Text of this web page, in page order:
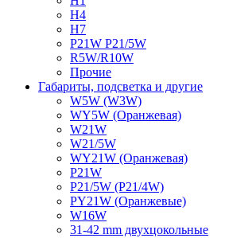
H4
H7
P21W P21/5W
R5W/R10W
Прочие
Габариты, подсветка и другие
W5W (W3W)
WY5W (Оранжевая)
W21W
W21/5W
WY21W (Оранжевая)
P21W
P21/5W (P21/4W)
PY21W (Оранжевые)
W16W
31-42 mm двухцокольные